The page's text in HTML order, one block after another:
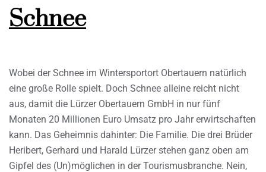
Schnee
Wobei der Schnee im Wintersportort Obertauern natürlich
eine große Rolle spielt. Doch Schnee alleine reicht nicht
aus, damit die Lürzer Obertauern GmbH in nur fünf
Monaten 20 Millionen Euro Umsatz pro Jahr erwirtschaften
kann. Das Geheimnis dahinter: Die Familie. Die drei Brüder
Heribert, Gerhard und Harald Lürzer stehen ganz oben am
Gipfel des (Un)möglichen in der Tourismusbranche. Nein,